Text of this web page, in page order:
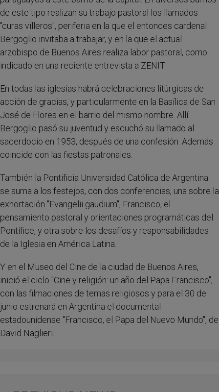
de este tipo realizan su trabajo pastoral los llamados
"curas villeros", periferia en la que el entonces cardenal
Bergoglio invitaba a trabajar, y en la que el actual
arzobispo de Buenos Aires realiza labor pastoral, como
indicado en una reciente entrevista a ZENIT.
En todas las iglesias habrá celebraciones litúrgicas de
acción de gracias, y particularmente en la Basílica de San
José de Flores en el barrio del mismo nombre. Allí
Bergoglio pasó su juventud y escuchó su llamado al
sacerdocio en 1953, después de una confesión. Además
coincide con las fiestas patronales.
También la Pontificia Universidad Católica de Argentina
se suma a los festejos, con dos conferencias, una sobre la
exhortación "Evangelii gaudium", Francisco, el
pensamiento pastoral y orientaciones programáticas del
Pontífice, y otra sobre los desafíos y responsabilidades
de la Iglesia en América Latina.
Y en el Museo del Cine de la ciudad de Buenos Aires,
inició el ciclo "Cine y religión: un año del Papa Francisco",
con las filmaciones de temas religiosos y para el 30 de
junio estrenará en Argentina el documental
estadounidense "Francisco, el Papa del Nuevo Mundo", de
David Naglieri.